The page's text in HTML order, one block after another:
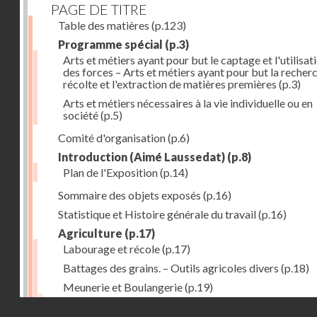
PAGE DE TITRE
Table des matières (p.123)
Programme spécial (p.3)
Arts et métiers ayant pour but le captage et
des forces – Arts et métiers ayant pour but la
récolte et l'extraction de matières premières (p.3)
Arts et métiers nécessaires à la vie individuelle ou en
société(p.5)
Comité d'organisation(p.6)
Introduction (Aimé Laussedat) (p.8)
Plan de l'Exposition(p.14)
Sommaire des objets exposés (p.16)
Statistique et Histoire générale du travail(p.16)
Agriculture (p.17)
Labourage et récole(p.17)
Battages des grains. – Outils agricoles divers (p.18)
Meunerie et Boulangerie(p.19)